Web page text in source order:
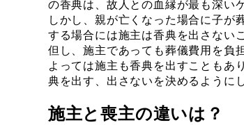
の香典は、故人との血縁が最も深い
しかし、親が亡くなった場合に子が
する場合には施主は香典を出さない
但し、施主であっても葬儀費用を負
よっては施主も香典を出すこともあ
典を出す、出さないを決めるようにし
施主と喪主の違いは？